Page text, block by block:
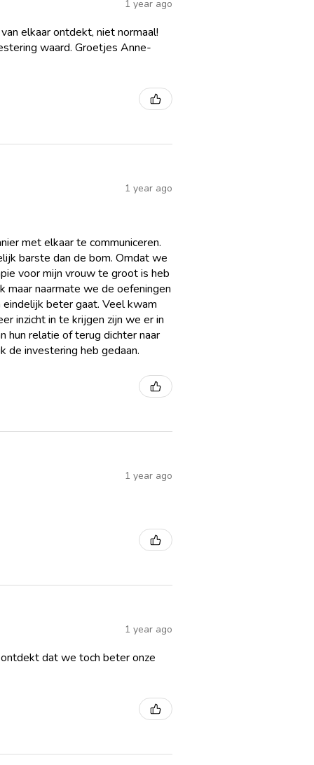
diverse therapeutische kaders,
psychologie,
Groeikoffer beschik je over een
van veiligheid, begrip en duurzame
1 year ago
elkaar ontdekt, niet normaal!
waard. Groetjes Anne-
1 year ago
met elkaar te communiceren.
barste dan de bom. Omdat we
voor mijn vrouw te groot is heb
maar naarmate we de oefeningen
beter gaat. Veel kwam
inzicht in te krijgen zijn we er in
hun relatie of terug dichter naar
investering heb gedaan.
1 year ago
1 year ago
dat we toch beter onze